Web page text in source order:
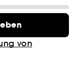
formuliert. Das
% nach 2
den
Mit
von